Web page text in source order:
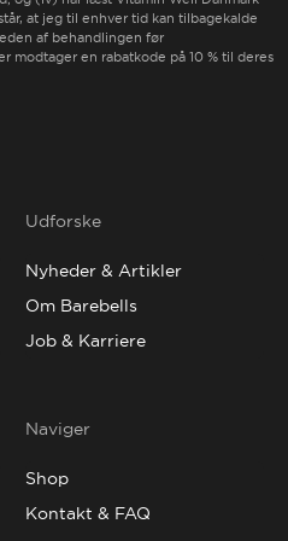
Udforske
Nyheder & Artikler
Om Barebells
Job & Karriere
Naviger
Shop
Kontakt & FAQ
at jeg til enhver tid kan tilbagekalde
af behandlingen før
modtager en rabatkode på 10 % til deres
tab)
in a new tab)